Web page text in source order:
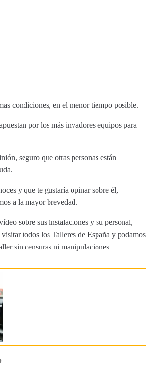
condiciones, en el menor tiempo posible.
por los más invadores equipos para
seguro que otras personas están
y que te gustaría opinar sobre él,
a la mayor brevedad.
sobre sus instalaciones y su personal,
todos los Talleres de España y podamos
sin censuras ni manipulaciones.